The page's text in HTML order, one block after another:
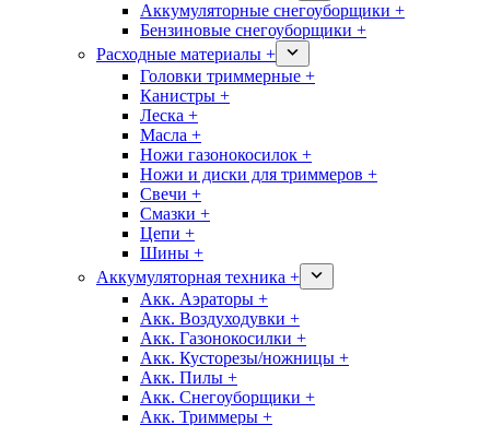
Аккумуляторные снегоуборщики +
Бензиновые снегоуборщики +
Расходные материалы +
Головки триммерные +
Канистры +
Леска +
Масла +
Ножи газонокосилок +
Ножи и диски для триммеров +
Свечи +
Смазки +
Цепи +
Шины +
Аккумуляторная техника +
Акк. Аэраторы +
Акк. Воздуходувки +
Акк. Газонокосилки +
Акк. Кусторезы/ножницы +
Акк. Пилы +
Акк. Снегоуборщики +
Акк. Триммеры +